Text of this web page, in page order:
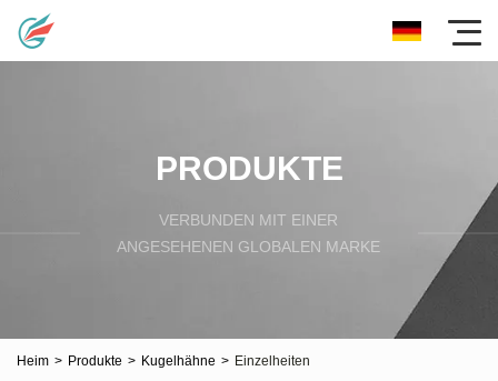
PRODUKTE
VERBUNDEN MIT EINER
ANGESEHENEN GLOBALEN MARKE
Heim > Produkte > Kugelhähne > Einzelheiten